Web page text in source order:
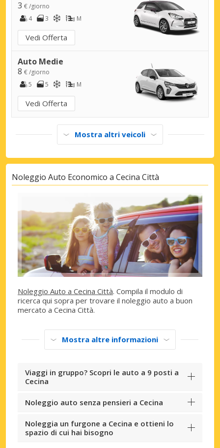
3 € /giorno
4
3 M
Vedi Offerta
Auto Medie
8 € /giorno
5
5 M
Vedi Offerta
Mostra altri veicoli
Noleggio Auto Economico a Cecina Città
Noleggio Auto a Cecina Città. Compila il modulo di
ricerca qui sopra per trovare il noleggio auto a buon
mercato a Cecina Città.
Mostra altre informazioni
Viaggi in gruppo? Scopri le auto a 9 posti a
Cecina
Noleggio auto senza pensieri a Cecina
Noleggia un furgone a Cecina e ottieni lo
spazio di cui hai bisogno